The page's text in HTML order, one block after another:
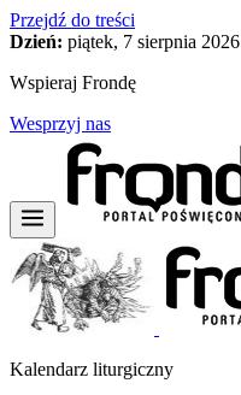
Przejdź do treści
Dzień: piątek, 7 sierpnia 2026
Wspieraj Frondę
Wesprzyj nas
Kalendarz liturgiczny